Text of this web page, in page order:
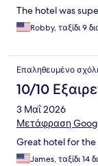
The hotel was
Robby, ταξίδι 9
Επαληθευμένο
10/10
3 Μαΐ 2026
Μετάφραση
Great hotel for the
James, ταξίδι